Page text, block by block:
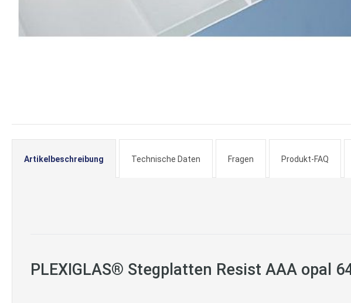
springen
Artikelbeschreibung
PLEXIGLAS® Stegplatten Resist AAA opal
Technische Daten Fragen Produkt-FAQ